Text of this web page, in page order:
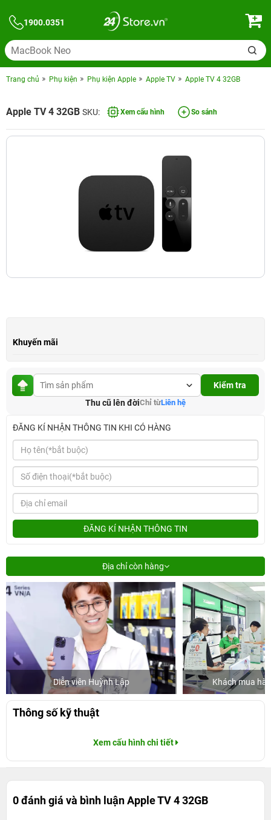
1900.0351
Trang chủ Phụ kiện Phụ kiện Apple Apple TV Apple TV 4 32GB
Apple TV 4 32GB SKU: Xem cấu hình So sánh
Khuyến mãi
Kiểm tra
Thu cũ lên đờiChỉ từLiên hệ
ĐĂNG KÍ NHẬN THÔNG TIN KHI CÓ HÀNG
ĐĂNG KÍ NHẬN THÔNG TIN
Địa chỉ còn hàng
Diễn viên Huỳnh Lập Khách mua
Thông số kỹ thuật
Xem cấu hình chi tiết
0 đánh giá và bình luậnApple TV 4 32GB